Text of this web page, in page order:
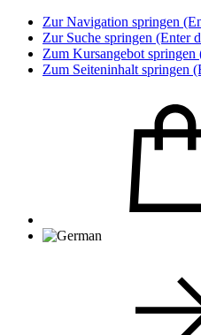
Zur Navigation springen
Zur Suche springen (Enter
Zum Kursangebot springen
Zum Seiteninhalt springen